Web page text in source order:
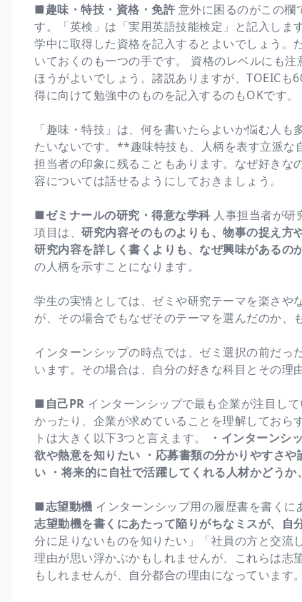
■趣味・特技・資格・免許 意外に困るのがこの欄
す。「英検」は「実用英語技能検定」と記入しま
学中に取得した資格を記入するとよいでしょう
いておくのも一つの手です。 資格のレベルにも
ほうがよいでしょう。諸説ありますが、TOEIC
得に向けて勉強中のものを記入するのもOKです。
「趣味・特技」は、何を書いたらよいか悩む人
たいないです。**趣味特技も、人柄を表す立派
担当者の印象に残ることもあります。なぜ好きな
容については話せるようにしておきましょう。
■ゼミナールの研究・得意な学科人事担当者が研
項目は、 研究内容そのものよりも、物事の捉え方
研究内容を詳しく書くよりも、なぜ興味があるの
の人柄を示すことになります。
学生の実情としては、ゼミや研究テーマを楽さや
が、その場合でもなぜそのテーマを選んだのか、
インターンシップの時点では、ゼミ選択の前だ
います。その場合は、自分の好きな科目とその理
■自己PR インターンシップで最も企業が注目し
かったり、企業が求めていることを理解しておら
トは大きく以下3つと言えます。
・インターンシ
欲や熱意を知りたい ・応募書類の分かりやすさ
い ・将来的に自社で活躍してくれる人材かどう
■志望動機 インターンシップ用の履歴書を書くに
志望動機を書くにあたって陥りがちなミスが、自
分に足りないものを知りたい」「社員の方と交流
理由が思い浮かぶかもしれませんが、これらは
もしれませんが、自分都合の理由になっています